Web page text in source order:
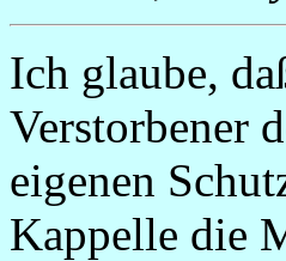
Ich glaube,
Verstorbener
eigenen
Kappelle die